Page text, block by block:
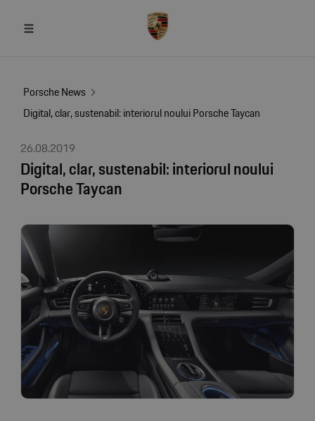
Porsche News
Digital, clar, sustenabil: interiorul noului Porsche Taycan
26.08.2019
Digital, clar, sustenabil: interiorul noului
Porsche Taycan